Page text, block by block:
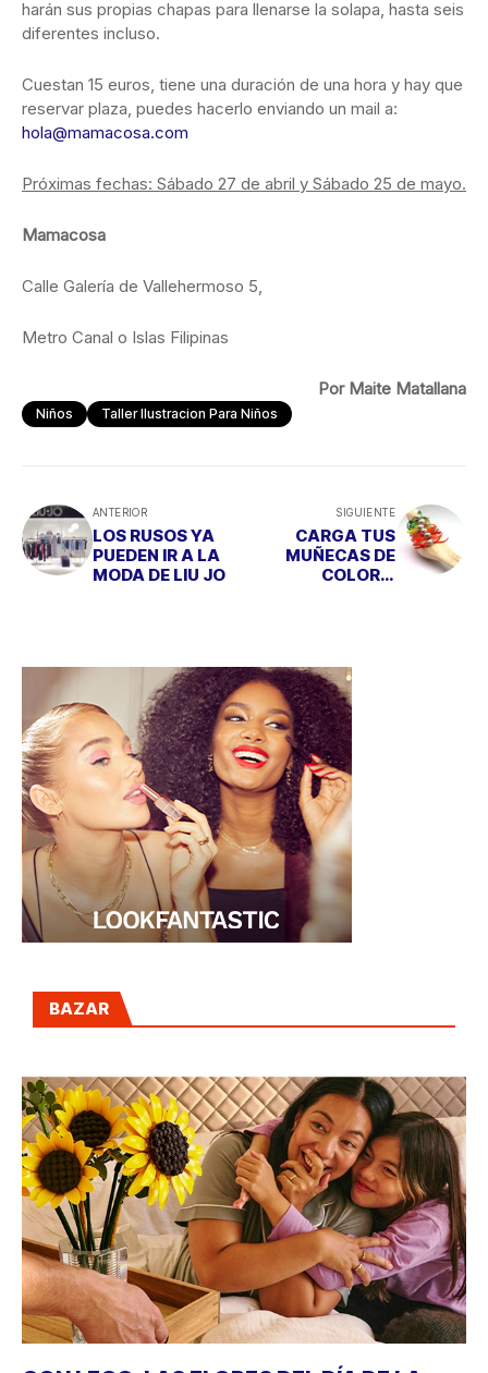
harán sus propias chapas para llenarse la solapa, hasta seis
diferentes incluso.
Cuestan 15 euros, tiene una duración de una hora y hay que
reservar plaza, puedes hacerlo enviando un mail a:
hola@mamacosa.com
Próximas fechas: Sábado 27 de abril y Sábado 25 de mayo.
Mamacosa
Calle Galería de Vallehermoso 5,
Metro Canal o Islas Filipinas
Por Maite Matallana
Niños Taller Ilustracion Para Niños
ANTERIOR
LOS RUSOS YA
PUEDEN IR A LA
MODA DE LIU JO
SIGUIENTE
CARGA TUS
MUÑECAS DE
COLOR Y
BAZAR